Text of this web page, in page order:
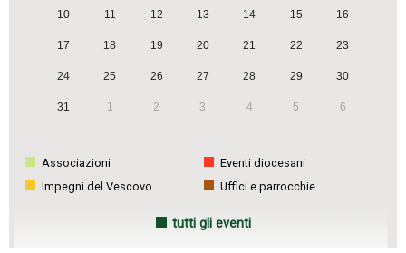
10 11 12 13 14 15 16
17 18 19 20 21 22 23
24 25 26 27 28 29 30
31 1 2 3 4 5 6
Associazioni
Eventi diocesani
Impegni del Vescovo
Uffici e parrocchie
tutti gli eventi